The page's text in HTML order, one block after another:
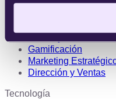
Inbound Marketing
Gamificación
Marketing
Dirección y Ventas
Tecnología